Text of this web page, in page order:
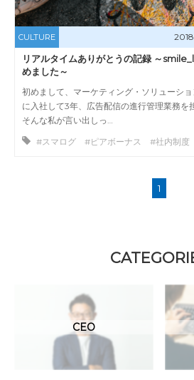
お問い合わせ
CULTURE
リアルタイムありがとうの記録 ～
めました～
初めまして、マーケティング・ソリューシ
に入社して3年、広告配信の進行管理業務を
そんな私が言い出しっ…
#スマログ #ピアボーナス #社内制度
1
CEO